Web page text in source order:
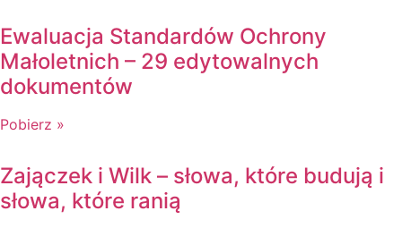
Ewaluacja Standardów Ochrony
Małoletnich – 29 edytowalnych
dokumentów
Pobierz »
Zajączek i Wilk – słowa, które budują i
słowa, które ranią